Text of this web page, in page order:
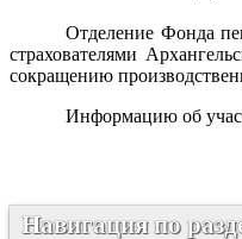
Отделение Фонда
страхователями
сокращению
Информацию об
Навигация по